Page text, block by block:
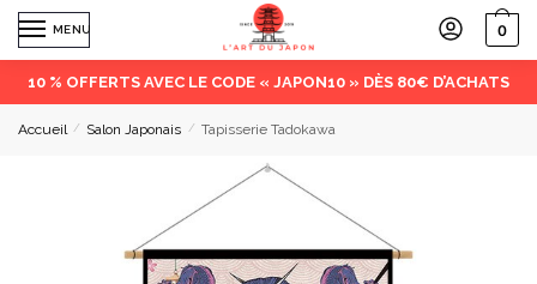
MENU 0
10 % OFFERTS AVEC LE CODE « JAPON10 » DÈS 80€ D’ACHATS
Accueil / Salon Japonais / Tapisserie Tadokawa